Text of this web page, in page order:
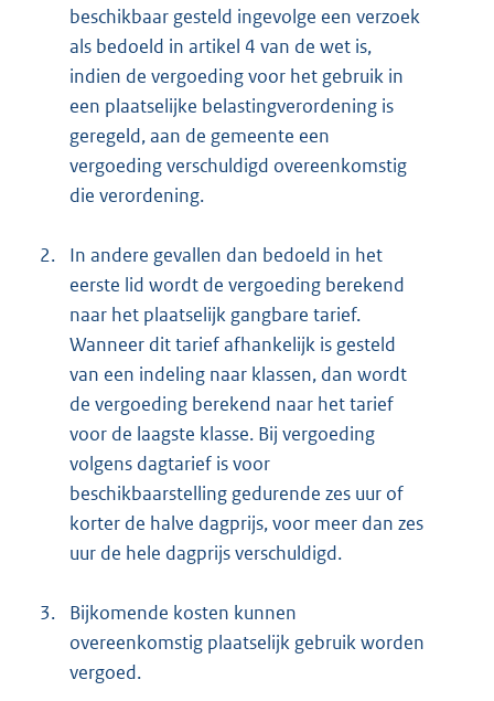
beschikbaar gesteld ingevolge een verzoek
als bedoeld in artikel 4 van de wet is,
indien de vergoeding voor het gebruik in
een plaatselijke belastingverordening is
geregeld, aan de gemeente een
vergoeding verschuldigd overeenkomstig
die verordening.
2.
In andere gevallen dan bedoeld in het
eerste lid wordt de vergoeding berekend
naar het plaatselijk gangbare tarief.
Wanneer dit tarief afhankelijk is gesteld
van een indeling naar klassen, dan wordt
de vergoeding berekend naar het tarief
voor de laagste klasse. Bij vergoeding
volgens dagtarief is voor
beschikbaarstelling gedurende zes uur of
korter de halve dagprijs, voor meer dan zes
uur de hele dagprijs verschuldigd.
3.
Bijkomende kosten kunnen
overeenkomstig plaatselijk gebruik worden
vergoed.